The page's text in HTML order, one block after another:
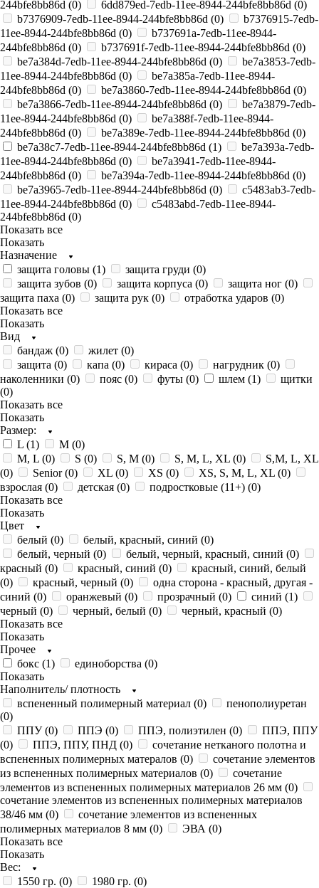
244bfe8bb86d (0) 6dd879ed-7edb-11ee-8944-244bfe8bb86d (0)
b7376909-7edb-11ee-8944-244bfe8bb86d (0)
b7376915-7edb-
11ee-8944-244bfe8bb86d (0)
b737691a-7edb-11ee-8944-
244bfe8bb86d (0) b737691f-7edb-11ee-8944-244bfe8bb86d (0)
be7a384d-7edb-11ee-8944-244bfe8bb86d (0)
be7a3853-7edb-
11ee-8944-244bfe8bb86d (0)
be7a385a-7edb-11ee-8944-
244bfe8bb86d (0) be7a3860-7edb-11ee-8944-244bfe8bb86d (0)
be7a3866-7edb-11ee-8944-244bfe8bb86d (0)
be7a3879-7edb-
11ee-8944-244bfe8bb86d (0)
be7a388f-7edb-11ee-8944-
244bfe8bb86d (0) be7a389e-7edb-11ee-8944-244bfe8bb86d (0)
be7a38c7-7edb-11ee-8944-244bfe8bb86d (1)
be7a393a-7edb-
11ee-8944-244bfe8bb86d (0)
be7a3941-7edb-11ee-8944-
244bfe8bb86d (0) be7a394a-7edb-11ee-8944-244bfe8bb86d (0)
be7a3965-7edb-11ee-8944-244bfe8bb86d (0)
c5483ab3-7edb-
11ee-8944-244bfe8bb86d (0)
c5483abd-7edb-11ee-8944-
244bfe8bb86d (0)
Показать все
Показать
Назначение
защита головы (1) защита груди (0)
защита зубов (0) защита корпуса (0) защита ног (0)
защита паха (0) защита рук (0) отработка ударов (0)
Показать все
Показать
Вид
бандаж (0) жилет (0)
защита (0) капа (0) кираса (0) нагрудник (0)
наколенники (0) пояс (0) футы (0) шлем (1)
щитки
(0)
Показать все
Показать
Размер:
L (1) M (0)
M, L (0) S (0) S, M (0) S, M, L, XL (0)
S,M, L, XL
(0) Senior (0) XL (0) XS (0) XS, S, M, L, XL (0)
взрослая (0) детская (0) подростковые (11+) (0)
Показать все
Показать
Цвет
белый (0) белый, красный, синий (0)
белый, черный (0) белый, черный, красный, синий (0)
красный (0) красный, синий (0)
красный, синий, белый
(0) красный, черный (0)
одна сторона - красный, другая -
синий (0) оранжевый (0) прозрачный (0) синий (1)
черный (0) черный, белый (0) черный, красный (0)
Показать все
Показать
Прочее
бокс (1) единоборства (0)
Показать
Наполнитель/ плотность
вспененный полимерный материал (0)
пенополиуретан
(0)
ППУ (0) ППЭ (0) ППЭ, полиэтилен (0)
ППЭ, ППУ
(0) ППЭ, ППУ, ПНД (0)
сочетание нетканого полотна и
вспененных полимерных матералов (0)
сочетание элементов
из вспененных полимерных материалов (0)
сочетание
элементов из вспененных полимерных материалов 26 мм (0)
сочетание элементов из вспененных полимерных материалов
38/46 мм (0)
сочетание элементов из вспененных
полимерных материалов 8 мм (0) ЭВА (0)
Показать все
Показать
Вес:
1550 гр. (0) 1980 гр. (0)